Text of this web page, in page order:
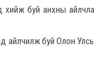
хийж буй анхны
айлчилж буй Олон